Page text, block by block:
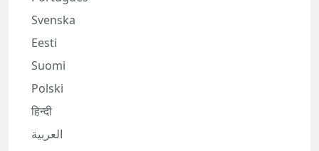
Svenska
Eesti
Suomi
Polski
हिन्दी
العربية